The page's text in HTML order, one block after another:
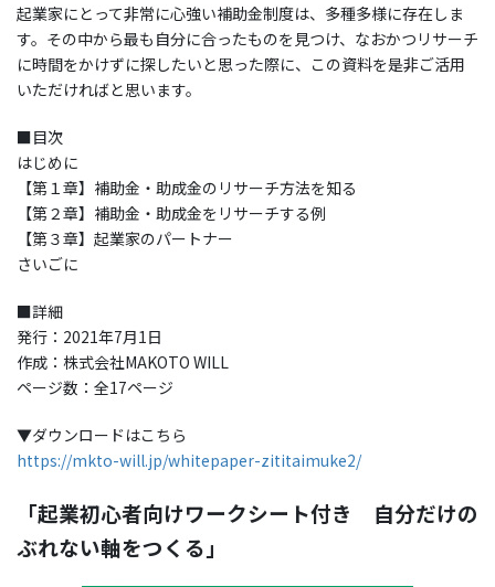
起業家にとって非常に心強い補助金制度は、多種多様に存在しま
す。その中から最も自分に合ったものを見つけ、なおかつリサーチ
に時間をかけずに探したいと思った際に、この資料を是非ご活用
いただければと思います。
■目次
はじめに
【第１章】補助金・助成金のリサーチ方法を知る
【第２章】補助金・助成金をリサーチする例
【第３章】起業家のパートナー
さいごに
■詳細
発行：2021年7月1日
作成：株式会社MAKOTO WILL
ページ数：全17ページ
▼ダウンロードはこちら
https://mkto-will.jp/whitepaper-zititaimuke2/
「起業初心者向けワークシート付き 自分だけの
ぶれない軸をつくる」